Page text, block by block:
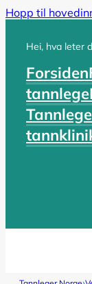
Hopp til
Hei, hva leter
Forsiden
tannlege